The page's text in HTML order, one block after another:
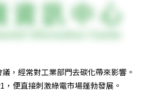
，經常對工業部門去碳化帶來影響。
，便直接刺激綠電市場蓬勃發展。